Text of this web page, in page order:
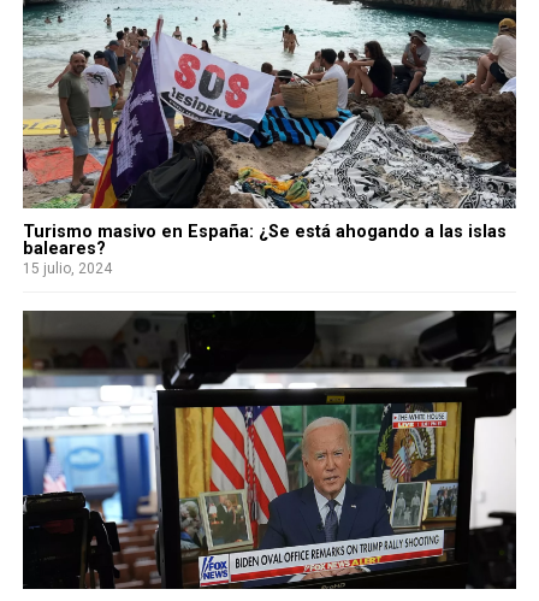
Turismo masivo en España: ¿Se está ahogando a las islas
baleares?
15 julio, 2024